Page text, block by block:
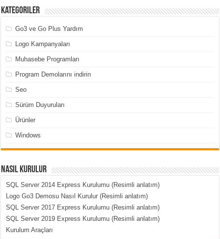
Kategoriler
Go3 ve Go Plus Yardım
Logo Kampanyaları
Muhasebe Programları
Program Demolarını indirin
Seo
Sürüm Duyuruları
Ürünler
Windows
Nasıl Kurulur
SQL Server 2014 Express Kurulumu (Resimli anlatım)
Logo Go3 Demosu Nasıl Kurulur (Resimli anlatım)
SQL Server 2017 Express Kurulumu (Resimli anlatım)
SQL Server 2019 Express Kurulumu (Resimli anlatım)
Kurulum Araçları